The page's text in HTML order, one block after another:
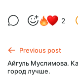
Пункты
Составили список
Доступ к списку по
2
Previous post
Айгуль Муслимова.
город лучше.